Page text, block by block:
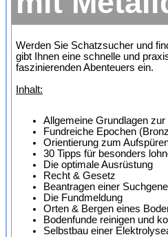
Werden Sie Schatzsucher und
gibt Ihnen eine schnelle und
faszinierenden Abenteuers ein.
Inhalt:
Allgemeine Grundlagen
Fundreiche Epochen
Orientierung zum
30 Tipps für besonders
Die optimale Ausrüstung
Recht & Gesetz
Beantragen einer
Die Fundmeldung
Orten & Bergen eines
Bodenfunde reinigen und
Selbstbau einer